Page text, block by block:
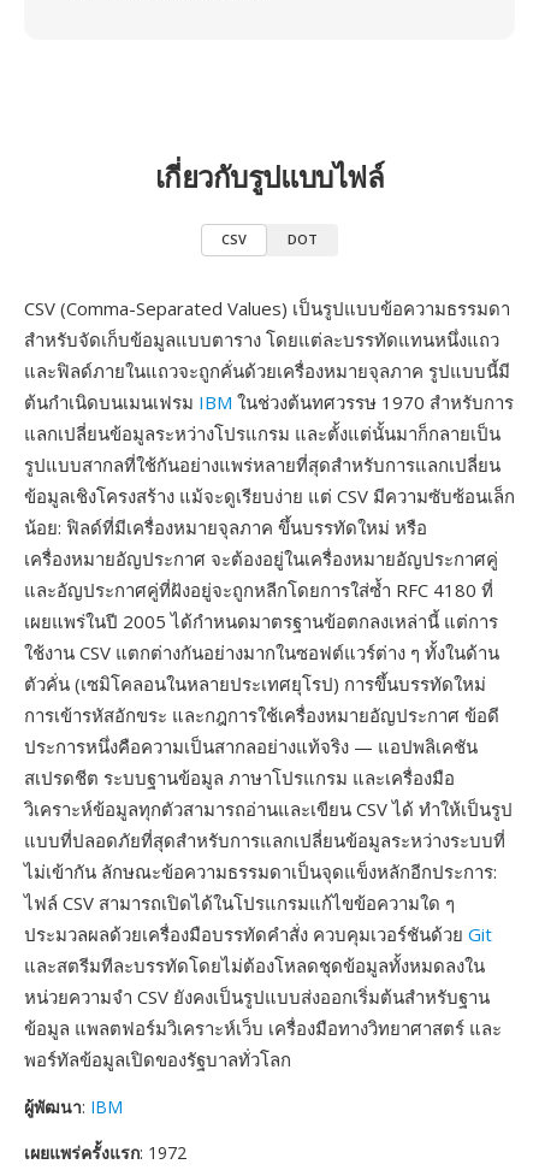
เกี่ยวกับรูปแบบไฟล์
CSV DOT
CSV (Comma-Separated Values) เป็นรูปแบบข้อความธรรมดา
สำหรับจัดเก็บข้อมูลแบบตาราง โดยแต่ละบรรทัดแทนหนึ่งแถว
และฟิลด์ภายในแถวจะถูกคั่นด้วยเครื่องหมายจุลภาค รูปแบบนี้มี
ต้นกำเนิดบนเมนเฟรม IBM ในช่วงต้นทศวรรษ 1970 สำหรับการ
แลกเปลี่ยนข้อมูลระหว่างโปรแกรม และตั้งแต่นั้นมาก็กลายเป็น
รูปแบบสากลที่ใช้กันอย่างแพร่หลายที่สุดสำหรับการแลกเปลี่ยน
ข้อมูลเชิงโครงสร้าง แม้จะดูเรียบง่าย แต่ CSV มีความซับซ้อนเล็ก
น้อย: ฟิลด์ที่มีเครื่องหมายจุลภาค ขึ้นบรรทัดใหม่ หรือ
เครื่องหมายอัญประกาศ จะต้องอยู่ในเครื่องหมายอัญประกาศคู่
และอัญประกาศคู่ที่ฝังอยู่จะถูกหลีกโดยการใส่ซ้ำ RFC 4180 ที่
เผยแพร่ในปี 2005 ได้กำหนดมาตรฐานข้อตกลงเหล่านี้ แต่การ
ใช้งาน CSV แตกต่างกันอย่างมากในซอฟต์แวร์ต่าง ๆ ทั้งในด้าน
ตัวคั่น (เซมิโคลอนในหลายประเทศยุโรป) การขึ้นบรรทัดใหม่
การเข้ารหัสอักขระ และกฎการใช้เครื่องหมายอัญประกาศ ข้อดี
ประการหนึ่งคือความเป็นสากลอย่างแท้จริง — แอปพลิเคชัน
สเปรดชีต ระบบฐานข้อมูล ภาษาโปรแกรม และเครื่องมือ
วิเคราะห์ข้อมูลทุกตัวสามารถอ่านและเขียน CSV ได้ ทำให้เป็นรูป
แบบที่ปลอดภัยที่สุดสำหรับการแลกเปลี่ยนข้อมูลระหว่างระบบที่
ไม่เข้ากัน ลักษณะข้อความธรรมดาเป็นจุดแข็งหลักอีกประการ:
ไฟล์ CSV สามารถเปิดได้ในโปรแกรมแก้ไขข้อความใด ๆ
ประมวลผลด้วยเครื่องมือบรรทัดคำสั่ง ควบคุมเวอร์ชันด้วย Git
และสตรีมทีละบรรทัดโดยไม่ต้องโหลดชุดข้อมูลทั้งหมดลงใน
หน่วยความจำ CSV ยังคงเป็นรูปแบบส่งออกเริ่มต้นสำหรับฐาน
ข้อมูล แพลตฟอร์มวิเคราะห์เว็บ เครื่องมือทางวิทยาศาสตร์ และ
พอร์ทัลข้อมูลเปิดของรัฐบาลทั่วโลก
ผู้พัฒนา: IBM
เผยแพร่ครั้งแรก: 1972